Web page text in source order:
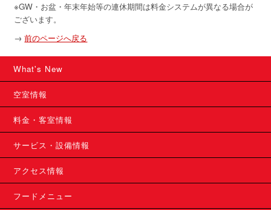
※GW・お盆・年末年始等の連休期間は料金システムが異なる場合が
ございます。
→ 前のページへ戻る
What's New
空室情報
料金・客室情報
サービス・設備情報
アクセス情報
フードメニュー